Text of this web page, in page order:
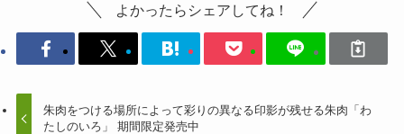
よかったらシェアしてね！
朱肉をつける場所によって彩りの異なる印影が残せる朱肉「わ
たしのいろ」 期間限定発売中